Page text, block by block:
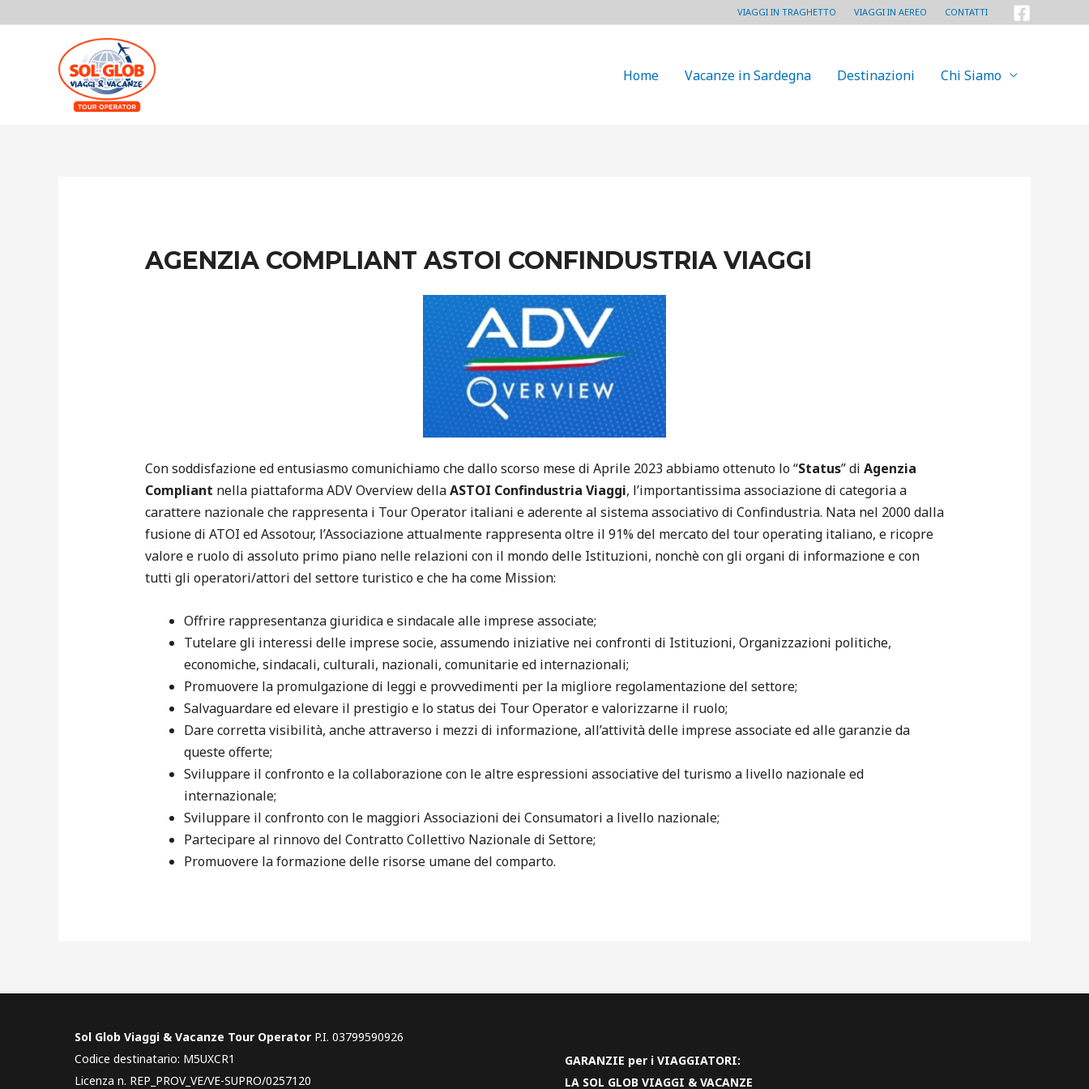
VIAGGI IN TRAGHETTO VIAGGI IN AEREO CONTATTI
Home Vacanze in Sardegna Destinazioni Chi Siamo
AGENZIA COMPLIANT ASTOI CONFINDUSTRIA VIAGGI
Con soddisfazione ed entusiasmo comunichiamo che dallo scorso mese di Aprile 2023 abbiamo ottenuto lo “Status” di Agenzia
Compliant nella piattaforma ADV Overview dellaASTOI Confindustria Viaggi, l’importantissima associazione di categoria a
carattere nazionale che rappresenta i Tour Operator italiani e aderente al sistema associativo di Confindustria. Nata nel 2000 dalla
fusione di ATOI ed Assotour, l’Associazione attualmente rappresenta oltre il 91% del mercato del tour operating italiano, e ricopre
valore e ruolo di assoluto primo piano nelle relazioni con il mondo delle Istituzioni, nonchè con gli organi di informazione e con
tutti gli operatori/attori del settore turistico e che ha come Mission:
Offrire rappresentanza giuridica e sindacale alle imprese associate;
Tutelare gli interessi delle imprese socie, assumendo iniziative nei confronti di Istituzioni, Organizzazioni politiche,
economiche, sindacali, culturali, nazionali, comunitarie ed internazionali;
Promuovere la promulgazione di leggi e provvedimenti per la migliore regolamentazione del settore;
Salvaguardare ed elevare il prestigio e lo status dei Tour Operator e valorizzarne il ruolo;
Dare corretta visibilità, anche attraverso i mezzi di informazione, all’attività delle imprese associate ed alle garanzie da
queste offerte;
Sviluppare il confronto e la collaborazione con le altre espressioni associative del turismo a livello nazionale ed
internazionale;
Sviluppare il confronto con le maggiori Associazioni dei Consumatori a livello nazionale;
Partecipare al rinnovo del Contratto Collettivo Nazionale di Settore;
Promuovere la formazione delle risorse umane del comparto.
Sol Glob Viaggi & Vacanze Tour Operator P.I. 03799590926
Codice destinatario: M5UXCR1
Licenza n. REP_PROV_VE/VE-SUPRO/0257120
GARANZIE per i VIAGGIATORI:
LA SOL GLOB VIAGGI & VACANZE